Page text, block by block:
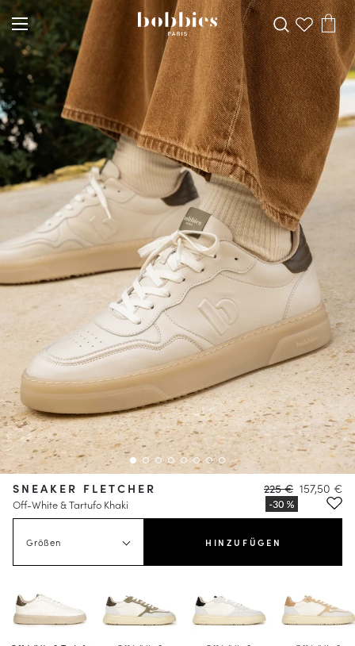
SNEAKER FLETCHER
Off-White & Tartufo Khaki
225 € 157,50 €
Größen HINZUFÜGEN